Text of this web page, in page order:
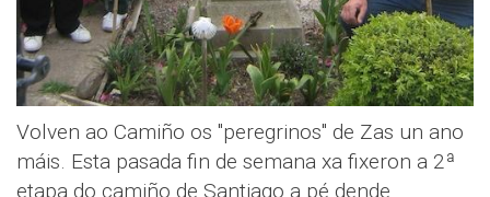
Volven ao Camiño os "peregrinos" de Zas un ano
máis. Esta pasada fin de semana xa fixeron a 2ª
etapa do camiño de Santiago a pé dende